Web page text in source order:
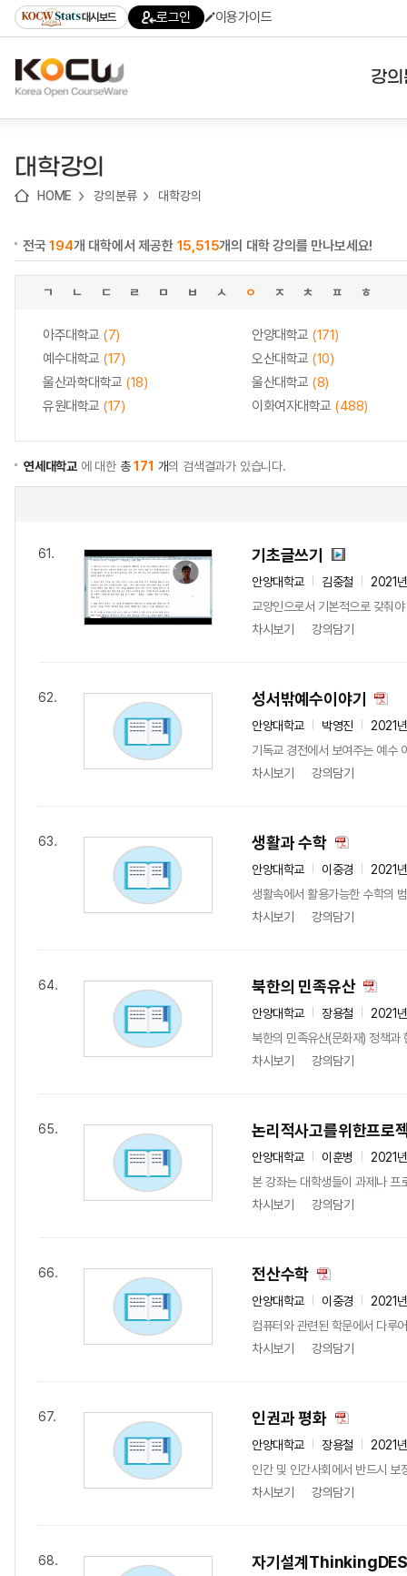
기
기
기
content)
가
대시보드 로그인 이용가이드
강
대학강의
HOME 강의분류 대학강의
전국194개 대학에서 제공한 15,515개의 대학 강의를 만나보세요!
ㄱ ㄴ ㄷ ㄹ ㅁ ㅂ ㅅ ㅇ ㅈ ㅊ ㅍ ㅎ
아주대학교 (7) 안양대학교 (171)
예수대학교 (17) 오산대학교 (10)
울산과학대학교 (18) 울산대학교 (8)
유원대학교 (17) 이화여자대학교 (488)
연세대학교 에 대한 총171 개의 검색결과가 있습니다.
61. 기초글쓰기
안양대학교 김중철
2021
교양인으로서 기본적으로 갖춰
차시보기
강의담기
62. 성서밖예수이야기
안양대학교 박영진
2021
기독교 경전에서 보여주는 예수
차시보기
강의담기
63. 생활과 수학
안양대학교 이중경
2021
생활속에서 활용가능한 수학의
차시보기
강의담기
64. 북한의 민족유산
안양대학교 장용철
2021
북한의 민족유산(문화재) 정책과
차시보기
강의담기
65. 논리적사고를위한프로
안양대학교 이훈병
2021
본 강좌는 대학생들이 과제나 프
차시보기
강의담기
66. 전산수학
안양대학교 이중경
2021
컴퓨터와 관련된 학문에서 다루
차시보기
강의담기
67. 인권과 평화
안양대학교 장용철
2021
인간 및 인간사회에서 반드시 보
차시보기
강의담기
68. 자기설계